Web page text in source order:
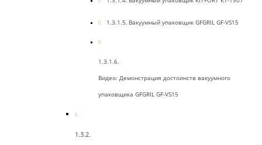
Вакуумный упаковщик GFGRIL GF-VS15
Видео: Демонстрация достоинств вакуумного
упаковщика GFGRIL GF-VS15